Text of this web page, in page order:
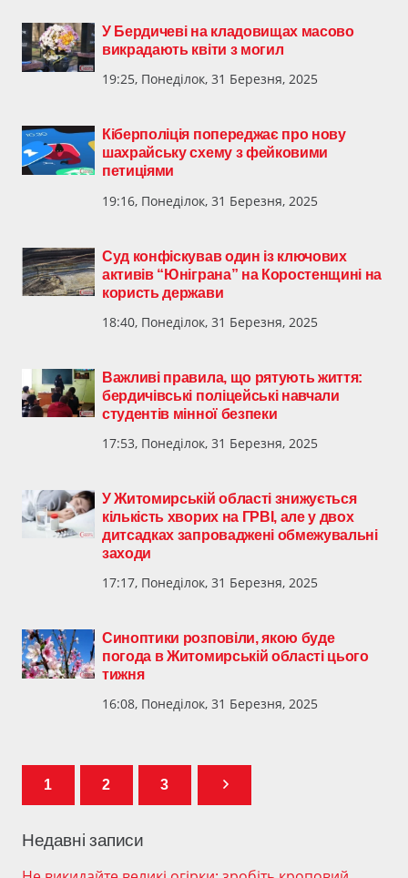
У Бердичеві на кладовищах масово
викрадають квіти з могил
19:25, Понеділок, 31 Березня, 2025
Кіберполіція попереджає про нову
шахрайську схему з фейковими
петиціями
19:16, Понеділок, 31 Березня, 2025
Суд конфіскував один із ключових
активів “Юніграна” на Коростенщині на
користь держави
18:40, Понеділок, 31 Березня, 2025
Важливі правила, що рятують життя:
бердичівські поліцейські навчали
студентів мінної безпеки
17:53, Понеділок, 31 Березня, 2025
У Житомирській області знижується
кількість хворих на ГРВІ, але у двох
дитсадках запроваджені обмежувальні
заходи
17:17, Понеділок, 31 Березня, 2025
Синоптики розповіли, якою буде
погода в Житомирській області цього
тижня
16:08, Понеділок, 31 Березня, 2025
1 2 3
Недавні записи